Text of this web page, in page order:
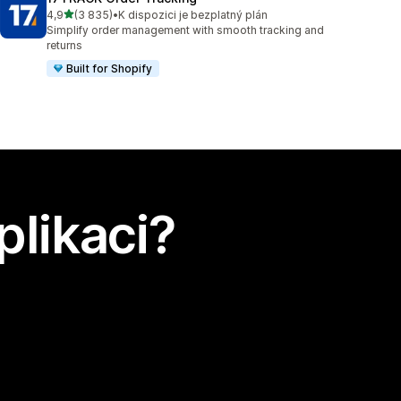
4,9z 5 hvězd
(3 835)
Celkový počet recenzí: 3835
•K dispozici je bezplatný plán
Simplify order management with smooth tracking and
returns
Built for Shopify